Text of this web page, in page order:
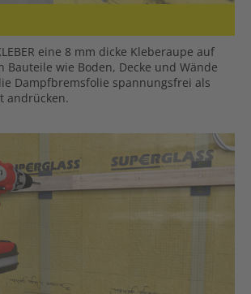
eine 8 mm dicke Kleberaupe auf
Bauteile wie Boden, Decke und Wände
Dampfbremsfolie spannungsfrei als
andrücken.